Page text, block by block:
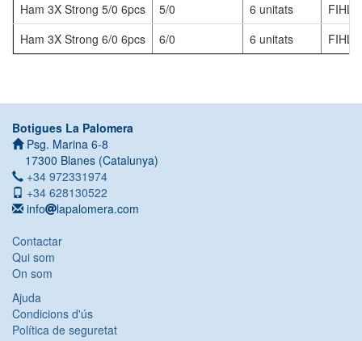
Ham 3X Strong 5/0 6pcs
5/0 6 unitats
Ham 3X Strong 6/0 6pcs
6/0 6 unitats
Botigues La Palomera
Direcció:
Psg. Marina 6-8
17300 Blanes (Catalunya)
Telèfon:
+34 972331974
Mòbil:+34 628130522
Email:
info
lapalomera.com
Contactar
Qui som
On som
Ajuda
Condicions d'ús
Política de seguretat